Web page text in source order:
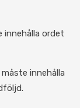
innehålla ordet
innehålla